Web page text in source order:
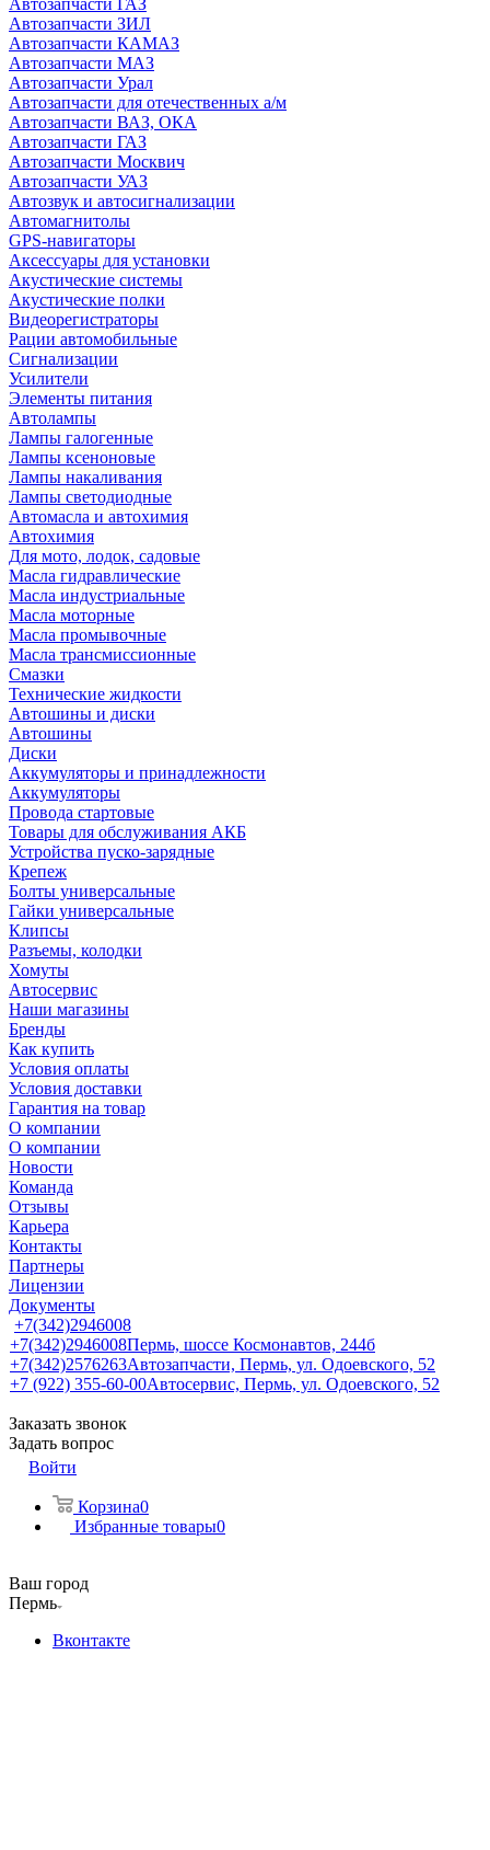
Автозапчасти ГАЗ
Автозапчасти ЗИЛ
Автозапчасти КАМАЗ
Автозапчасти МАЗ
Автозапчасти Урал
Автозапчасти для отечественных а/м
Автозапчасти ВАЗ, ОКА
Автозапчасти ГАЗ
Автозапчасти Москвич
Автозапчасти УАЗ
Автозвук и автосигнализации
Автомагнитолы
GPS-навигаторы
Аксессуары для установки
Акустические системы
Акустические полки
Видеорегистраторы
Рации автомобильные
Сигнализации
Усилители
Элементы питания
Автолампы
Лампы галогенные
Лампы ксеноновые
Лампы накаливания
Лампы светодиодные
Автомасла и автохимия
Автохимия
Для мото, лодок, садовые
Масла гидравлические
Масла индустриальные
Масла моторные
Масла промывочные
Масла трансмиссионные
Смазки
Технические жидкости
Автошины и диски
Автошины
Диски
Аккумуляторы и принадлежности
Аккумуляторы
Провода стартовые
Товары для обслуживания АКБ
Устройства пуско-зарядные
Крепеж
Болты универсальные
Гайки универсальные
Клипсы
Разъемы, колодки
Хомуты
Автосервис
Наши магазины
Бренды
Как купить
Условия оплаты
Условия доставки
Гарантия на товар
О компании
О компании
Новости
Команда
Отзывы
Карьера
Контакты
Партнеры
Лицензии
Документы
+7(342)2946008
+7(342)2946008Пермь, шоссе Космонавтов, 244б
+7(342)2576263Автозапчасти, Пермь, ул. Одоевского, 52
+7 (922) 355-60-00Автосервис, Пермь, ул. Одоевского, 52
Заказать звонок
Задать вопрос
Войти
Корзина0
Избранные товары0
Ваш город
Пермь
Вконтакте